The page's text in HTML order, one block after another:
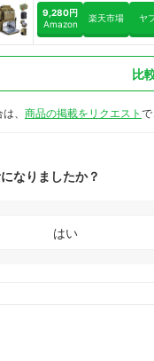
9,280円
Amazon
楽天市場 ヤ
比
、 商品の掲載をリクエスト で
なりましたか？
はい